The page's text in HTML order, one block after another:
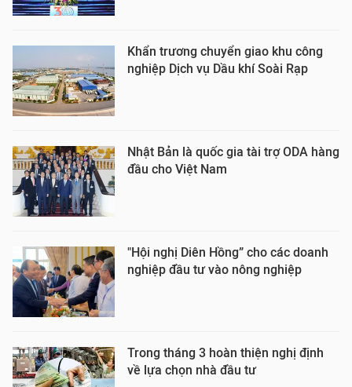
Khẩn trương chuyển giao khu công
nghiệp Dịch vụ Dầu khí Soài Rạp
Nhật Bản là quốc gia tài trợ ODA hàng
đầu cho Việt Nam
"Hội nghị Diên Hồng” cho các doanh
nghiệp đầu tư vào nông nghiệp
Trong tháng 3 hoàn thiện nghị định
về lựa chọn nhà đầu tư